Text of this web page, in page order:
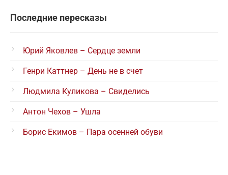
Последние пересказы
Юрий Яковлев – Сердце земли
Генри Каттнер – День не в счет
Людмила Куликова – Свиделись
Антон Чехов – Ушла
Борис Екимов – Пара осенней обуви